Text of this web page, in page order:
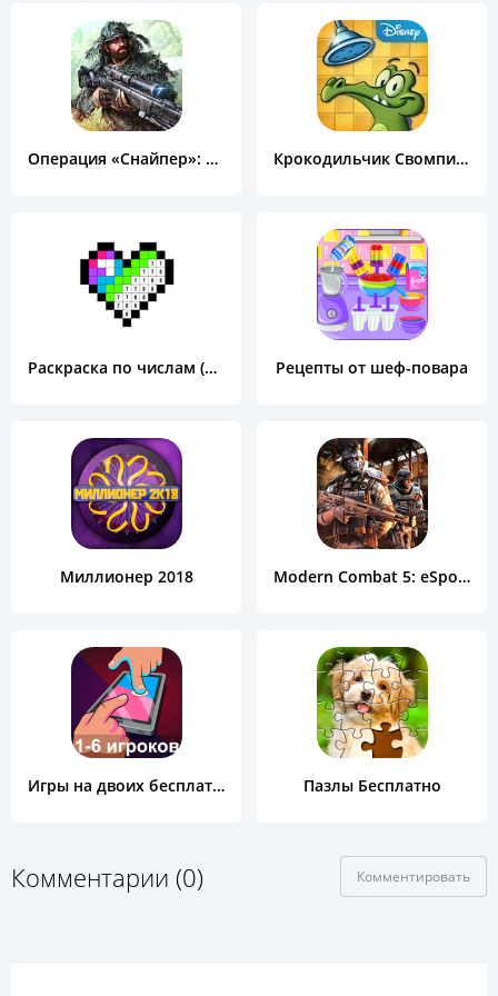
Операция «Снайпер»: Топ 3D шутер Крокодильчик Свомпи Free
Раскраска по числам (Color by Number) Рецепты от шеф-повара
Миллионер 2018 Modern Combat 5: eSports FPS
Игры на двоих бесплатно Пазлы Бесплатно
Комментарии (0) Комментировать